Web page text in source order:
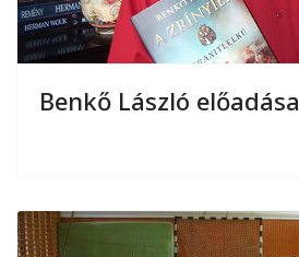
Benkő László előadása